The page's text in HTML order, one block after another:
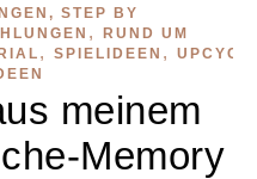
STEP BY
,
RUND UM
, SPIELIDEEN ,
meinem
Memory